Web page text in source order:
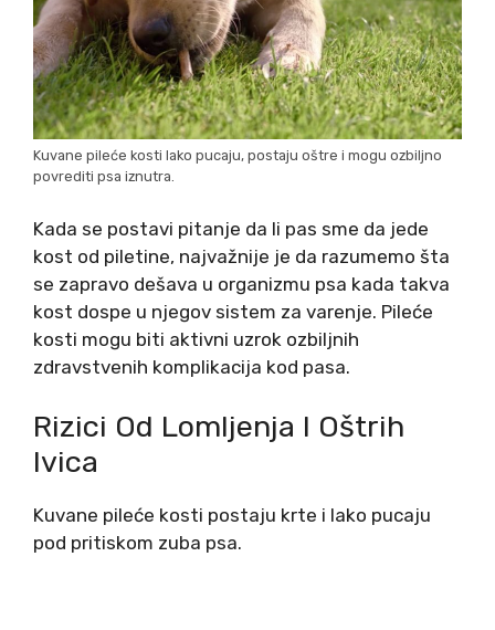
Kuvane pileće kosti lako pucaju, postaju oštre i mogu ozbiljno
povrediti psa iznutra.
Kada se postavi pitanje da li pas sme da jede
kost od piletine, najvažnije je da razumemo šta
se zapravo dešava u organizmu psa kada takva
kost dospe u njegov sistem za varenje. Pileće
kosti mogu biti aktivni uzrok ozbiljnih
zdravstvenih komplikacija kod pasa.
Rizici Od Lomljenja I Oštrih
Ivica
Kuvane pileće kosti postaju krte i lako pucaju
pod pritiskom zuba psa.